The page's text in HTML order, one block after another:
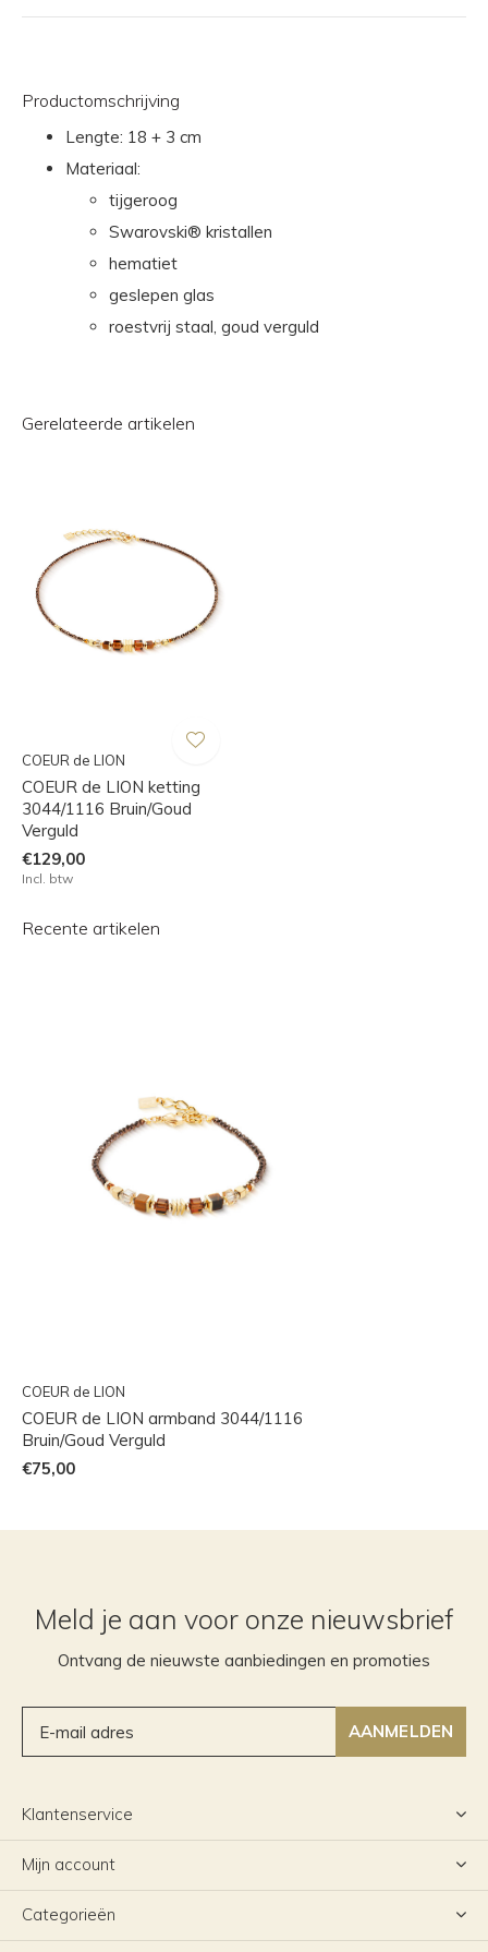
Productomschrijving
Lengte: 18 + 3 cm
Materiaal:
tijgeroog
Swarovski® kristallen
hematiet
geslepen glas
roestvrij staal, goud verguld
Gerelateerde artikelen
COEUR de LION
COEUR de LION ketting
3044/1116 Bruin/Goud
Verguld
€129,00
Incl. btw
Recente artikelen
COEUR de LION
COEUR de LION armband 3044/1116
Bruin/Goud Verguld
€75,00
Meld je aan voor onze nieuwsbrief
Ontvang de nieuwste aanbiedingen en promoties
AANMELDEN
Klantenservice
Mijn account
Categorieën